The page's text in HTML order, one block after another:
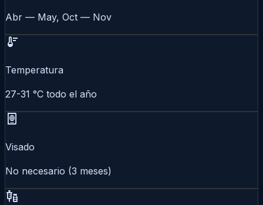
Abr — May, Oct — Nov
thermostat
Temperatura
27-31 °C todo el año
passport
Visado
No necesario (3 meses)
vaccines